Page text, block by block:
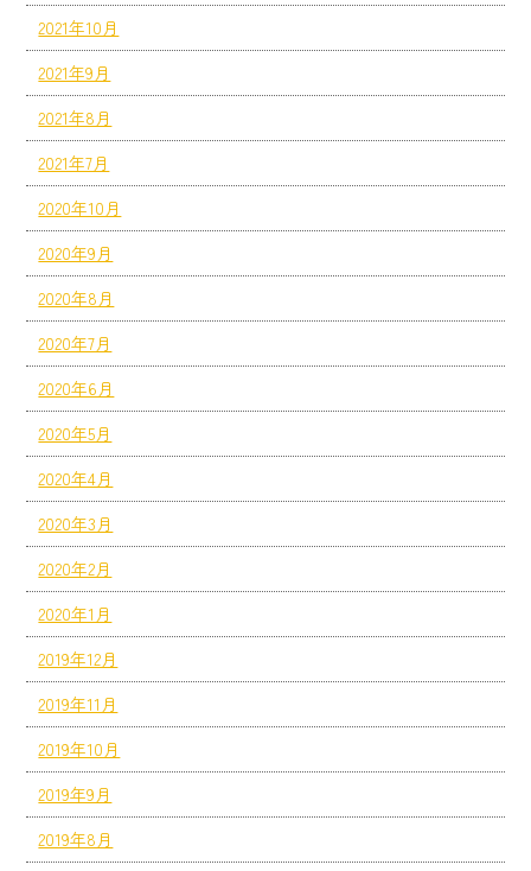
2021年10月
2021年9月
2021年8月
2021年7月
2020年10月
2020年9月
2020年8月
2020年7月
2020年6月
2020年5月
2020年4月
2020年3月
2020年2月
2020年1月
2019年12月
2019年11月
2019年10月
2019年9月
2019年8月